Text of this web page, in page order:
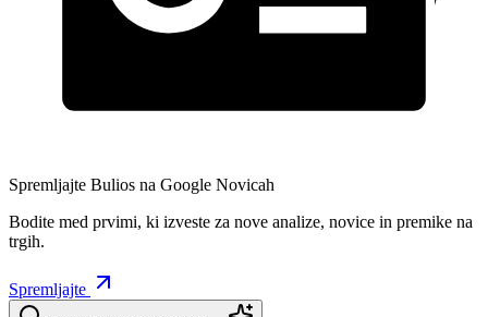
Spremljajte Bulios na Google Novicah
Bodite med prvimi, ki izveste za nove analize, novice in premike na
trgih.
Spremljajte